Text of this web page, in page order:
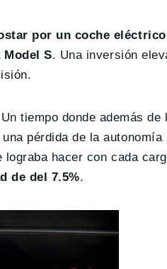
por un coche eléctrico
Model S. Una inversión
tiempo donde además de
pérdida de la autonomía
hacer con cada
de del 7.5%.